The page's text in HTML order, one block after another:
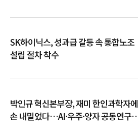
SK하이닉스, 성과급 갈등 속 통합노조
설립 절차 착수
박인규 혁신본부장, 재미 한인과학자에
손 내밀었다…AI·우주·양자 공동연구